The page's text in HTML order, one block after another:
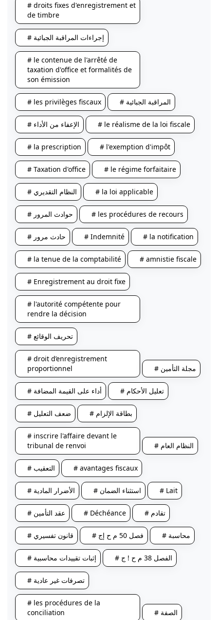
# droits fixes d'enregistrement et
de timbre
# إجراءات المراقبة الجبائية
# le contenue de l'arrêté de
taxation d'office et formalités de
son émission
# les privilèges fiscaux # المراقبة الجبائية
# الإعفاء من الأداء # le réalisme de la loi fiscale
# la prescription # l'exemption d'impôt
# Taxation d'office # le régime forfaitaire
# النظام التقديري # la loi applicable
# حوادث المرور # les procédures de recours
# حادث مرور # Indemnité # la notification
# la tenue de la comptabilité # amnistie fiscale
# Enregistrement au droit fixe
# l'autorité compétente pour
rendre la décision
# تحريف الوقائع
# droit d’enregistrement
proportionnel
# مجلة التأمين
# أداء على القيمة المضافة # تعليل الأحكام
# ضعف التعليل # بطاقة الإلزام
# inscrire l'affaire devant le
tribunal de renvoi
# النظام العام
# التعقيب # avantages fiscaux
# الأضرار المادية # استثناء الضمان # Lait
# عقد التأمين # Déchéance # تقادم
# قانون تفسيري # فصل 50 م ح إج # محاسبة
# إثبات تقييدات محاسبية # الفصل 38 م ح ! ج
# تصرفات غير عادية
# les procédures de la
conciliation
# الصفة